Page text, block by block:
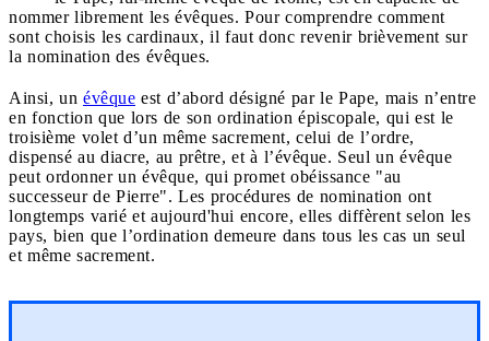
nommer librement les évêques. Pour comprendre comment
sont choisis les cardinaux, il faut donc revenir brièvement sur
la nomination des évêques.
Ainsi, un évêque est d’abord désigné par le Pape, mais n’entre
en fonction que lors de son ordination épiscopale, qui est le
troisième volet d’un même sacrement, celui de l’ordre,
dispensé au diacre, au prêtre, et à l’évêque. Seul un évêque
peut ordonner un évêque, qui promet obéissance "au
successeur de Pierre". Les procédures de nomination ont
longtemps varié et aujourd'hui encore, elles diffèrent selon les
pays, bien que l’ordination demeure dans tous les cas un seul
et même sacrement.